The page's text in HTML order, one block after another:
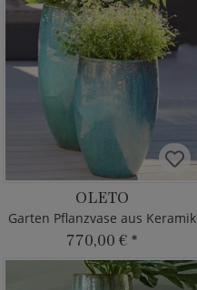
OLETO
Garten Pflanzvase aus Keramik
770,00 € *